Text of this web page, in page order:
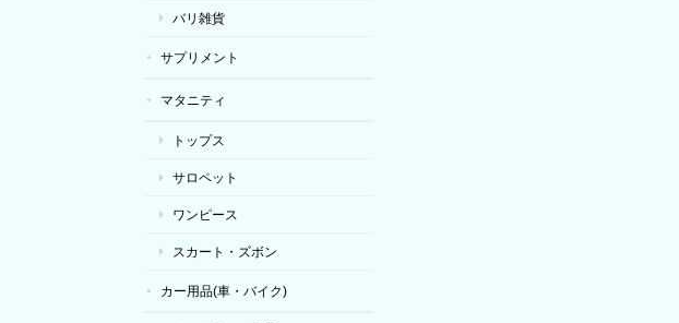
バリ雑貨
サプリメント
マタニティ
トップス
サロペット
ワンピース
スカート・ズボン
カー用品(車・バイク)